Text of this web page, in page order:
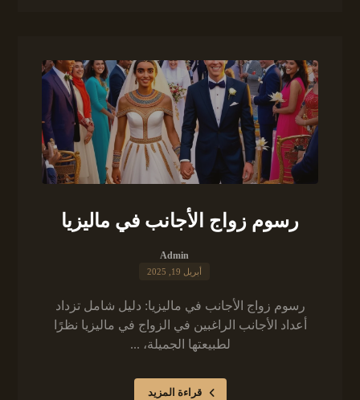
رسوم زواج الأجانب في ماليزيا
Admin
أبريل 19, 2025
رسوم زواج الأجانب في ماليزيا: دليل شامل تزداد
أعداد الأجانب الراغبين في الزواج في ماليزيا نظرًا
لطبيعتها الجميلة، ...
قراءة المزيد